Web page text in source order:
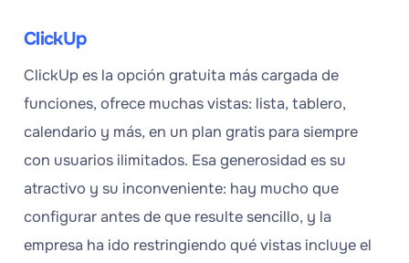
ClickUp
ClickUp es la opción gratuita más cargada de
funciones, ofrece muchas vistas: lista, tablero,
calendario y más, en un plan gratis para siempre
con usuarios ilimitados. Esa generosidad es su
atractivo y su inconveniente: hay mucho que
configurar antes de que resulte sencillo, y la
empresa ha ido restringiendo qué vistas incluye el